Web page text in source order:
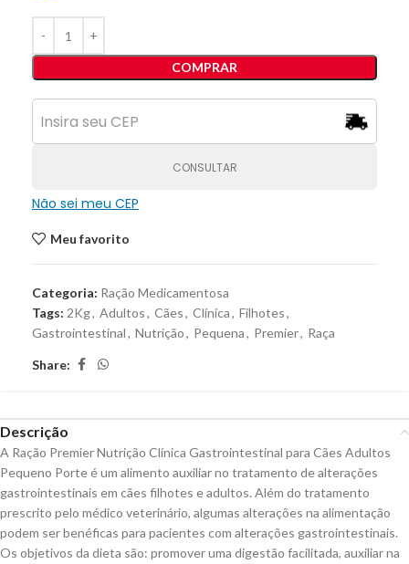
COMPRAR
CONSULTAR
Não sei meu CEP
Meu favorito
Categoria: Ração Medicamentosa
Tags: 2Kg, Adultos, Cães, Clínica, Filhotes,
Gastrointestinal, Nutrição, Pequena, Premier, Raça
Share:
Descrição
A Ração Premier Nutrição Clínica Gastrointestinal para Cães Adultos
Pequeno Porte é um alimento auxiliar no tratamento de alterações
gastrointestinais em cães filhotes e adultos. Além do tratamento
prescrito pelo médico veterinário, algumas alterações na alimentação
podem ser benéficas para pacientes com alterações gastrointestinais.
Os objetivos da dieta são: promover uma digestão facilitada, auxiliar na